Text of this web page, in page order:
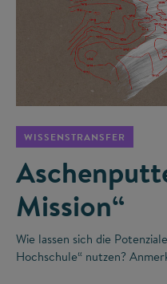
WISSENSTRANSFER
Mission“
Wie lassen sich die
Hochschule“ nutzen?